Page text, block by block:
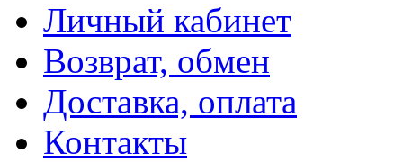
Личный кабинет
Возврат, обмен
Доставка, оплата
Контакты